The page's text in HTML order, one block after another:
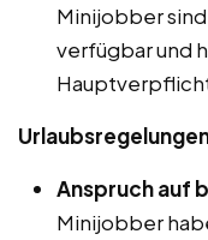
Minijobber
verfügbar und
Anspruch auf
Minijobber